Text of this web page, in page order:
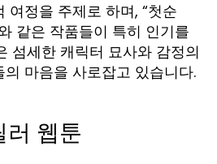
여정을 주제로 하며, “첫순
같은 작품들이 특히 인기를
섬세한 캐릭터 묘사와 감정의
마음을 사로잡고 있습니다.
웹툰